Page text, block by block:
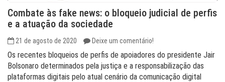
Combate às fake news: o bloqueio judicial de perfis
e a atuação da sociedade
21 de agosto de 2020 Deixe um comentário!
Os recentes bloqueios de perfis de apoiadores do presidente Jair
Bolsonaro determinados pela justiça e a responsabilização das
plataformas digitais pelo atual cenário da comunicação digital